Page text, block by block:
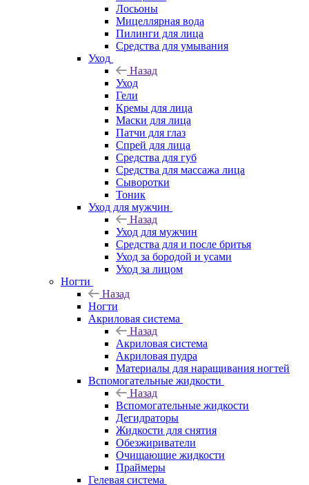
Лосьоны
Мицеллярная вода
Пилинги для лица
Средства для умывания
Уход
Назад
Уход
Гели
Кремы для лица
Маски для лица
Патчи для глаз
Спрей для лица
Средства для губ
Средства для массажа лица
Сыворотки
Тоник
Уход для мужчин
Назад
Уход для мужчин
Средства для и после бритья
Уход за бородой и усами
Уход за лицом
Ногти
Назад
Ногти
Акриловая система
Назад
Акриловая система
Акриловая пудра
Материалы для наращивания ногтей
Вспомогательные жидкости
Назад
Вспомогательные жидкости
Дегидраторы
Жидкости для снятия
Обезжириватели
Очищающие жидкости
Праймеры
Гелевая система